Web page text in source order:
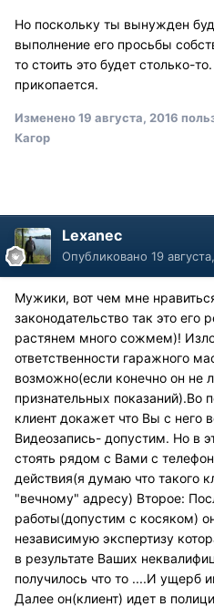
Но поскольку ты вынужден
выполнение его просьбы
то стоить это будет столько-
прикопается.
Изменено19 августа, 2016
Кагор
Lexanec
Опубликовано 19
Мужики, вот чем мне
законодательство так это его
растянем много сожмем)!
ответственности гаражного
возможно(если конечно он не
признательных показаний).Во
клиент докажет что Вы с него
Видеозапись- допустим. Но в
стоять рядом с Вами с
действия(я думаю что такого
"вечному" адресу) Второе:
работы(допустим с косяком)
независимую экспертизу
в результате Ваших
получилось что то ....И ущерб
Далее он(клиент) идет в